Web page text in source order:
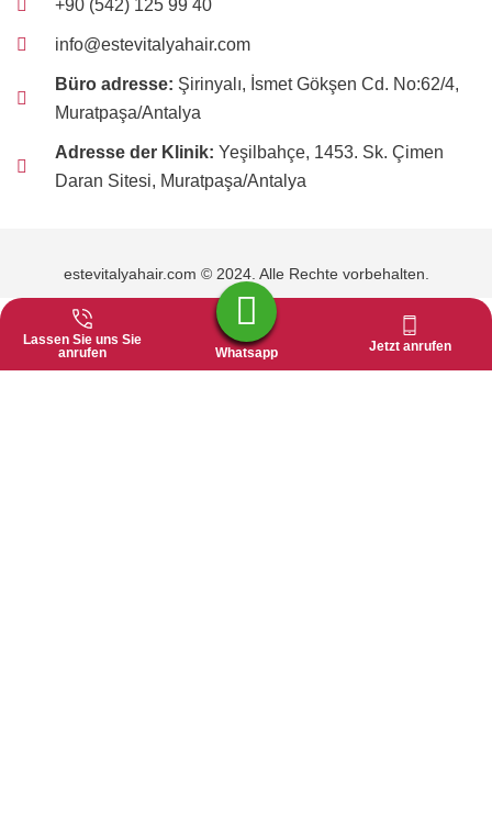
+90 (542) 125 99 40
info@estevitalyahair.com
Büro adresse: Şirinyalı, İsmet Gökşen Cd. No:62/4,
Muratpaşa/Antalya
Adresse der Klinik: Yeşilbahçe, 1453. Sk. Çimen
Daran Sitesi, Muratpaşa/Antalya
estevitalyahair.com © 2024. Alle Rechte vorbehalten.
Lassen Sie uns Sie
anrufen
Whatsapp Jetzt anrufen